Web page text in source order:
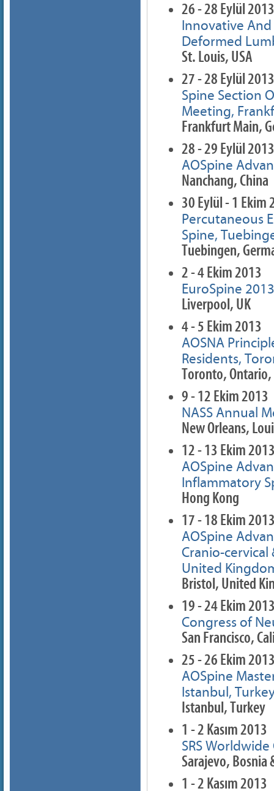
26 - 28 Eylül 2013
Innovative
Deformed
St. Louis, USA
27 - 28 Eylül 2013
Spine Section
Meeting,
Frankfurt Main,
28 - 29 Eylül 2013
AOSpine
Nanchang, China
30 Eylül - 1 Ekim
Percutaneous
Spine,
Tuebingen,
2 - 4 Ekim 2013
EuroSpine
Liverpool, UK
4 - 5 Ekim 2013
AOSNA
Residents,
Toronto, Ontario,
9 - 12 Ekim 2013
NASS Annual
New Orleans,
12 - 13 Ekim
AOSpine
Inflammatory
Hong Kong
17 - 18 Ekim
AOSpine
Cranio-
United
Bristol, United
19 - 24 Ekim
Congress of
San Francisco,
25 - 26 Ekim
AOSpine
Istanbul,
Istanbul, Turkey
1 - 2 Kasım 2013
SRS
Sarajevo, Bosnia
1 - 2 Kasım 2013